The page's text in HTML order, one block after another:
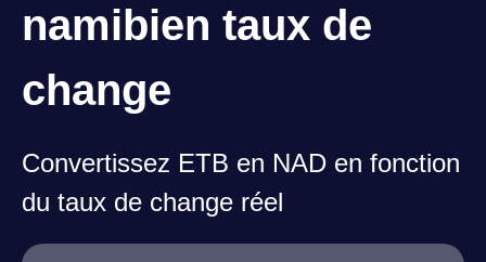
namibien taux de
change
Convertissez ETB en NAD en fonction
du taux de change réel